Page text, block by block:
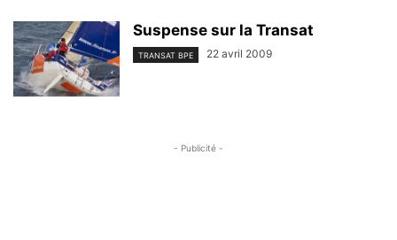
Suspense sur la Transat
TRANSAT BPE 22 avril 2009
- Publicité -